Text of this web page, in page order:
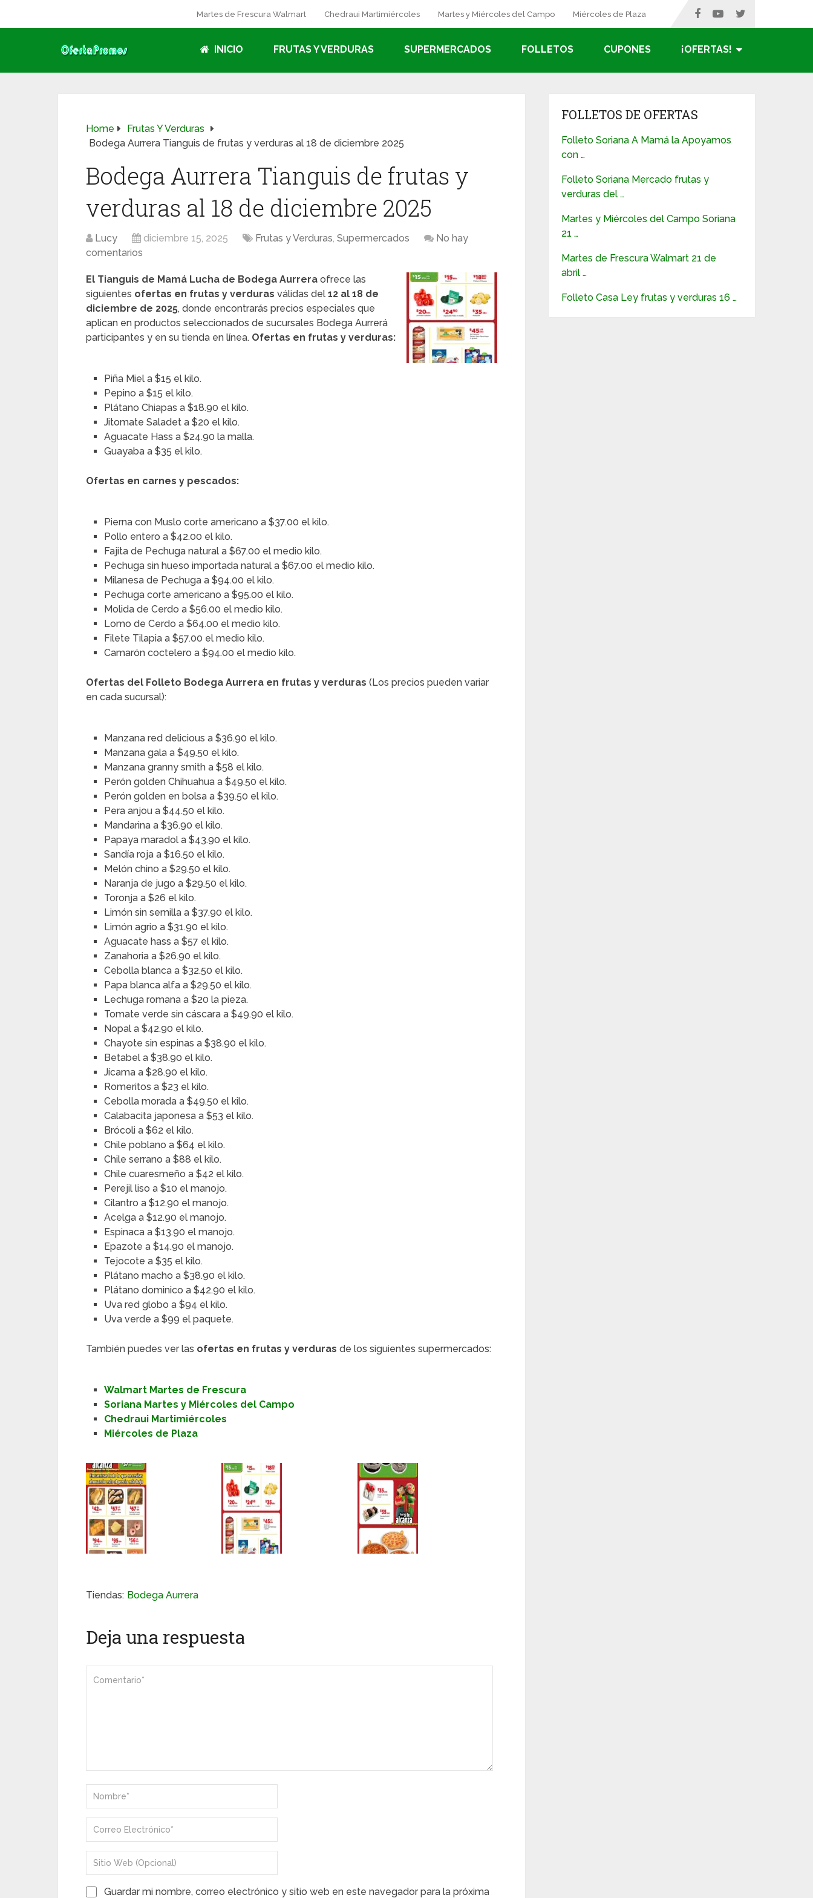
Martes de Frescura Walmart Chedraui Martimiércoles Martes y Miércoles del Campo Miércoles de Plaza
INICIO FRUTAS Y VERDURAS SUPERMERCADOS FOLLETOS CUPONES ¡OFERTAS!
Home
Frutas Y Verduras
Bodega Aurrera Tianguis de frutas y verduras al 18 de diciembre 2025
Bodega Aurrera Tianguis de frutas y
verduras al 18 de diciembre 2025
Lucy diciembre 15, 2025 Frutas y Verduras, Supermercados
No hay
comentarios
El Tianguis de Mamá Lucha de Bodega Aurrera ofrece las
siguientes ofertas en frutas y verduras válidas del 12 al 18 de
diciembre de 2025, donde encontrarás precios especiales que
aplican en productos seleccionados de sucursales Bodega Aurrerá
participantes y en su tienda en línea. Ofertas en frutas y verduras:
Piña Miel a $15 el kilo.
Pepino a $15 el kilo.
Plátano Chiapas a $18.90 el kilo.
Jitomate Saladet a $20 el kilo.
Aguacate Hass a $24.90 la malla.
Guayaba a $35 el kilo.
Ofertas en carnes y pescados:
Pierna con Muslo corte americano a $37.00 el kilo.
Pollo entero a $42.00 el kilo.
Fajita de Pechuga natural a $67.00 el medio kilo.
Pechuga sin hueso importada natural a $67.00 el medio kilo.
Milanesa de Pechuga a $94.00 el kilo.
Pechuga corte americano a $95.00 el kilo.
Molida de Cerdo a $56.00 el medio kilo.
Lomo de Cerdo a $64.00 el medio kilo.
Filete Tilapia a $57.00 el medio kilo.
Camarón coctelero a $94.00 el medio kilo.
Ofertas del Folleto Bodega Aurrera en frutas y verduras (Los precios pueden variar
en cada sucursal):
Manzana red delicious a $36.90 el kilo.
Manzana gala a $49.50 el kilo.
Manzana granny smith a $58 el kilo.
Perón golden Chihuahua a $49.50 el kilo.
Perón golden en bolsa a $39.50 el kilo.
Pera anjou a $44.50 el kilo.
Mandarina a $36.90 el kilo.
Papaya maradol a $43.90 el kilo.
Sandía roja a $16.50 el kilo.
Melón chino a $29.50 el kilo.
Naranja de jugo a $29.50 el kilo.
Toronja a $26 el kilo.
Limón sin semilla a $37.90 el kilo.
Limón agrio a $31.90 el kilo.
Aguacate hass a $57 el kilo.
Zanahoria a $26.90 el kilo.
Cebolla blanca a $32.50 el kilo.
Papa blanca alfa a $29.50 el kilo.
Lechuga romana a $20 la pieza.
Tomate verde sin cáscara a $49.90 el kilo.
Nopal a $42.90 el kilo.
Chayote sin espinas a $38.90 el kilo.
Betabel a $38.90 el kilo.
Jícama a $28.90 el kilo.
Romeritos a $23 el kilo.
Cebolla morada a $49.50 el kilo.
Calabacita japonesa a $53 el kilo.
Brócoli a $62 el kilo.
Chile poblano a $64 el kilo.
Chile serrano a $88 el kilo.
Chile cuaresmeño a $42 el kilo.
Perejil liso a $10 el manojo.
Cilantro a $12.90 el manojo.
Acelga a $12.90 el manojo.
Espinaca a $13.90 el manojo.
Epazote a $14.90 el manojo.
Tejocote a $35 el kilo.
Plátano macho a $38.90 el kilo.
Plátano dominico a $42.90 el kilo.
Uva red globo a $94 el kilo.
Uva verde a $99 el paquete.
También puedes ver las ofertas en frutas y verduras de los siguientes supermercados:
Walmart Martes de Frescura
Soriana Martes y Miércoles del Campo
Chedraui Martimiércoles
Miércoles de Plaza
Tiendas: Bodega Aurrera
Deja una respuesta
Guardar mi nombre, correo electrónico y sitio web en este navegador para la próxima
FOLLETOS DE OFERTAS
Folleto Soriana A Mamá la Apoyamos
con …
Folleto Soriana Mercado frutas y
verduras del …
Martes y Miércoles del Campo Soriana
21 …
Martes de Frescura Walmart 21 de
abril …
Folleto Casa Ley frutas y verduras 16 …